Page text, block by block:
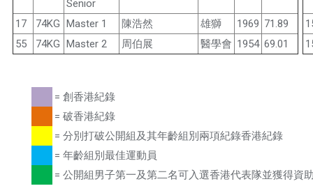
Senior
17
74KG Master 1 陳浩然 雄獅 1969 71.89
55
74KG Master 2 周伯展 醫學會 1954 69.01
= 創香港紀錄
= 破香港紀錄
= 分別打破公開組及其年齡組別兩項紀錄香港紀錄
= 年齡組別最佳運動員
= 公開組男子第一及第二名可入選香港代表隊並獲得資